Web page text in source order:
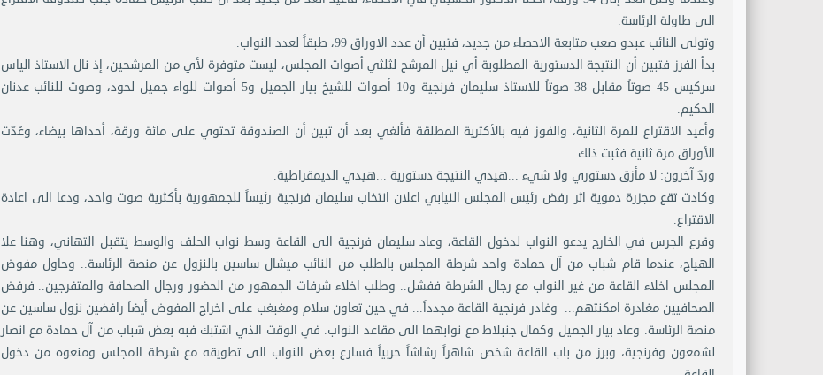
الى طاولة الرئاسة.
وتولى النائب عبدو صعب متابعة الاحصاء من جديد، فتبين أن عدد الاوراق 99، طبقاً لعدد النواب.
بدأ الفرز فتبين أن النتيجة الدستورية المطلوبة أي نيل المرشح لثلثي أصوات المجلس، ليست متوفرة لأي من المرشحين، إذ نال الاستاذ الياس
سركيس 45 صوتاً مقابل 38 صوتاً للاستاذ سليمان فرنجية و10 أصوات للشيخ بيار الجميل و5 أصوات للواء جميل لحود، وصوت للنائب عدنان
الحكيم.
وأعيد الاقتراع للمرة الثانية، والفوز فيه بالأكثرية المطلقة فألغي بعد أن تبين أن الصندوقة تحتوي على مائة ورقة، أحداها بيضاء، وعُدّت
الأوراق مرة ثانية فثبت ذلك.
وردّ آخرون: لا مأزق دستوري ولا شيء ...هيدي النتيجة دستورية ...هيدي الديمقراطية.
وكادت تقع مجزرة دموية اثر رفض رئيس المجلس النيابي اعلان انتخاب سليمان فرنجية رئيساً للجمهورية بأكثرية صوت واحد، ودعا الى اعادة
الاقتراع.
وقرع الجرس في الخارج يدعو النواب لدخول القاعة، وعاد سليمان فرنجية الى القاعة وسط نواب الحلف والوسط يتقبل التهاني، وهنا علا
الهياج، عندما قام شباب من آل حمادة واحد شرطة المجلس بالطلب من النائب ميشال ساسين بالنزول عن منصة الرئاسة.. وحاول مفوض
المجلس اخلاء القاعة من غير النواب مع رجال الشرطة ففشل.. وطلب اخلاء شرفات الجمهور من الحضور ورجال الصحافة والمتفرجين.. فرفض
الصحافيين مغادرة امكنتهم... وغادر فرنجية القاعة مجدداً... في حين تعاون سلام ومغبغب على اخراج المفوض أيضاَ رافضين نزول ساسين عن
منصة الرئاسة. وعاد بيار الجميل وكمال جنبلاط مع نوابهما الى مقاعد النواب. في الوقت الذي اشتبك فبه بعض شباب من آل حمادة مع انصار
لشمعون وفرنجية، وبرز من باب القاعة شخص شاهراً رشاشاً حربياً فسارع بعض النواب الى تطويقه مع شرطة المجلس ومنعوه من دخول